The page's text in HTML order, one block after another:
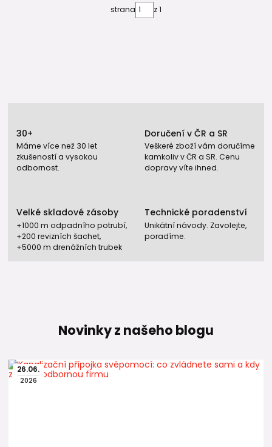
strana z 1
30+
Máme více než 30 let
zkušeností a vysokou
odbornost.
Doručení v ČR a SR
Veškeré zboží vám doručíme
kamkoliv v ČR a SR. Cenu
dopravy víte ihned.
Velké skladové zásoby
+1000 m odpadního potrubí,
+200 revizních šachet,
+5000 m drenážních trubek
Technické poradenství
Unikátní návody. Zavolejte,
poradíme.
Novinky z našeho blogu
26.06.
2026